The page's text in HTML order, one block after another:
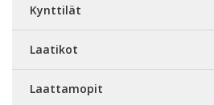
Kynttilät
Laatikot
Laattamopit